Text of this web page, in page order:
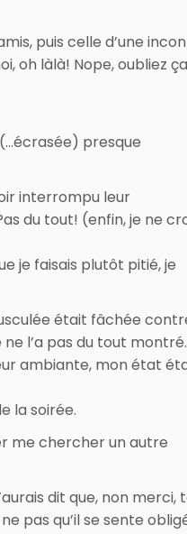
puis celle d’une
oh làlà! Nope, oubliez
(…écrasée) presque
interrompu leur
du tout! (enfin, je ne
je faisais plutôt pitié, je
était fâchée
l’a pas du tout
ambiante, mon état
la soirée.
me chercher un autre
dit que, non merci,
pas qu’il se sente